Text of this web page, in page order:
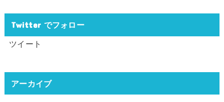
Twitter でフォロー
ツイート
アーカイブ